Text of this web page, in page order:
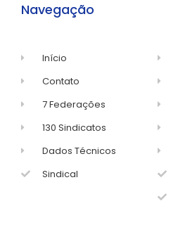
Navegação
Início
Contato
7 Federações
130 Sindicatos
Dados Técnicos
Sindical